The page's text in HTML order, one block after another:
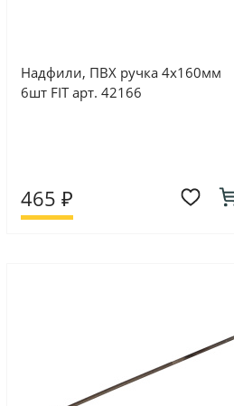
Надфили, ПВХ ручка 4х160мм
6шт FIT арт. 42166
465 ₽